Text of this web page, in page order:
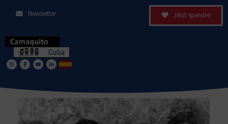
Newsletter Jetzt spenden